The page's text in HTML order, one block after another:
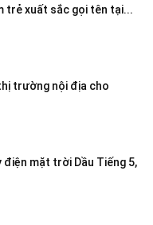
trẻ xuất sắc gọi tên tại...
trường nội địa cho
điện mặt trời Dầu Tiếng 5,